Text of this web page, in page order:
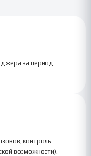
на период
контроль
возможности).